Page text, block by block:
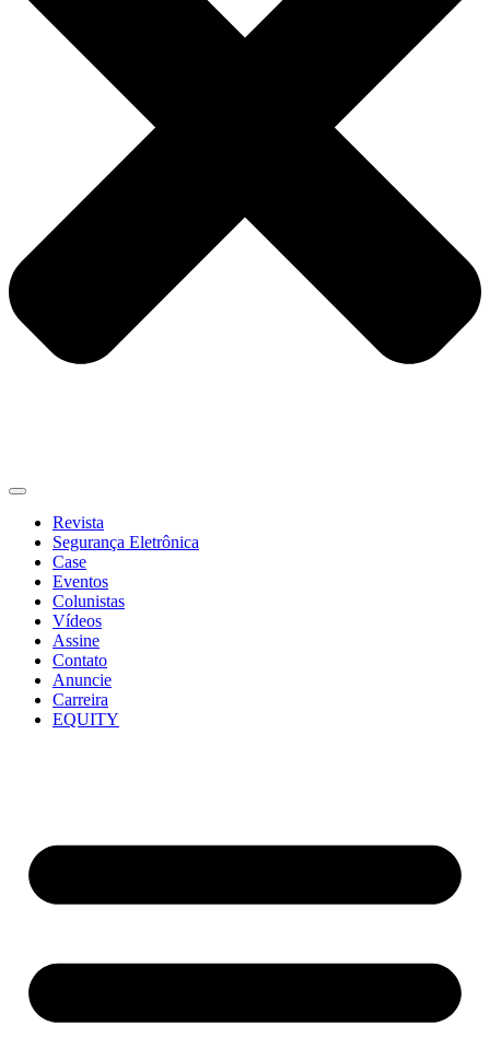
Revista
Segurança Eletrônica
Case
Eventos
Colunistas
Vídeos
Assine
Contato
Anuncie
Carreira
EQUITY